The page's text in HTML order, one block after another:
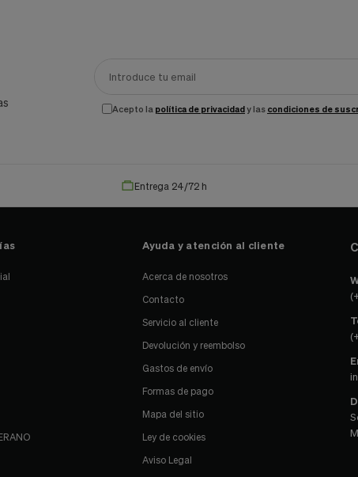
Acepto la política de privacidady las condiciones de
Entrega 24/72 h
Ayuda y atención al cliente
Acerca de nosotros
Contacto
Servicio al cliente
Devolución y reembolso
Gastos de envío
Formas de pago
Mapa del sitio
Ley de cookies
Aviso Legal